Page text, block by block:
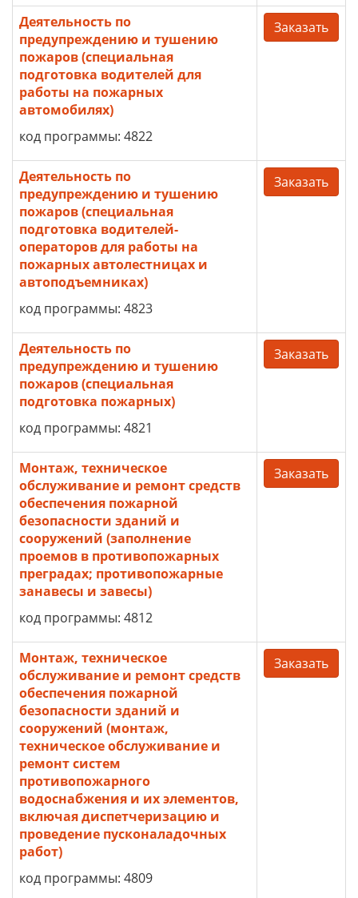
Деятельность по
предупреждению и тушению
пожаров (специальная
подготовка водителей для
работы на пожарных
автомобилях)
код программы: 4822
Заказать
Деятельность по
предупреждению и тушению
пожаров (специальная
подготовка водителей-
операторов для работы на
пожарных автолестницах и
автоподъемниках)
код программы: 4823
Заказать
Деятельность по
предупреждению и тушению
пожаров (специальная
подготовка пожарных)
код программы: 4821
Заказать
Монтаж, техническое
обслуживание и ремонт средств
обеспечения пожарной
безопасности зданий и
сооружений (заполнение
проемов в противопожарных
преградах; противопожарные
занавесы и завесы)
код программы: 4812
Заказать
Монтаж, техническое
обслуживание и ремонт средств
обеспечения пожарной
безопасности зданий и
сооружений (монтаж,
техническое обслуживание и
ремонт систем
противопожарного
водоснабжения и их элементов,
включая диспетчеризацию и
проведение пусконаладочных
работ)
код программы: 4809
Заказать